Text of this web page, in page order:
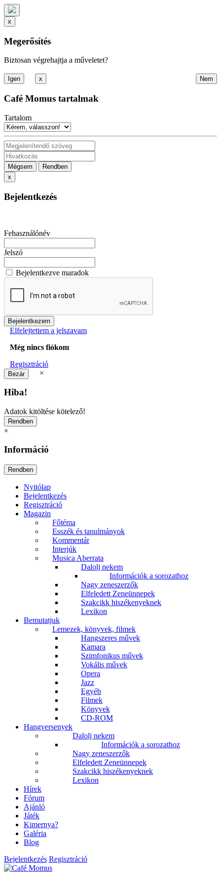
x
Megerősítés
Biztosan végrehajtja a műveletet?
x
Café Momus tartalmak
Tartalom
Mégsem
Rendben
x
Bejelentkezés
Fehasználónév
Jelszó
Bejelentkezve maradok
Elfelejtettem a jelszavam
Még nincs fiókom
Regisztráció
×
Hiba!
Adatok kitöltése kötelező!
×
Információ
Nyitólap
Bejelentkezés
Regisztráció
Magazin
Főtéma
Esszék és tanulmányok
Kommentár
Interjúk
Musica Aberrata
Dalolj nekem
Információk a sorozathoz
Nagy zeneszerzők
Elfeledett Zeneünnepek
Szakcikk hiszékenyeknek
Lexikon
Bemutatjuk
Lemezek, könyvek, filmek
Hangszeres művek
Kamara
Szimfonikus művek
Vokális művek
Opera
Jazz
Egyéb
Filmek
Könyvek
CD-ROM
Hangversenyek
Dalolj nekem
Információk a sorozathoz
Nagy zeneszerzők
Elfeledett Zeneünnepek
Szakcikk hiszékenyeknek
Lexikon
Hírek
Fórum
Ajánló
Játék
Kimernya?
Galéria
Blog
Bejelentkezés Regisztráció